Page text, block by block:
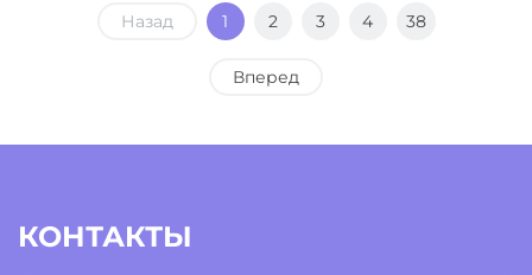
Назад 1 2 3 4 38
Вперед
КОНТАКТЫ